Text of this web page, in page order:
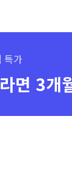
특가
면 3개